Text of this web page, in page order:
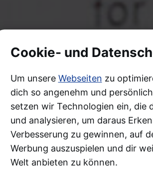
Cookie- und
Um unsere Webseiten zu
dich so angenehm und
setzen wir Technologien ein, die
und analysieren, um daraus
Verbesserung zu gewinnen, auf
Werbung auszuspielen und dir
Welt anbieten zu können.